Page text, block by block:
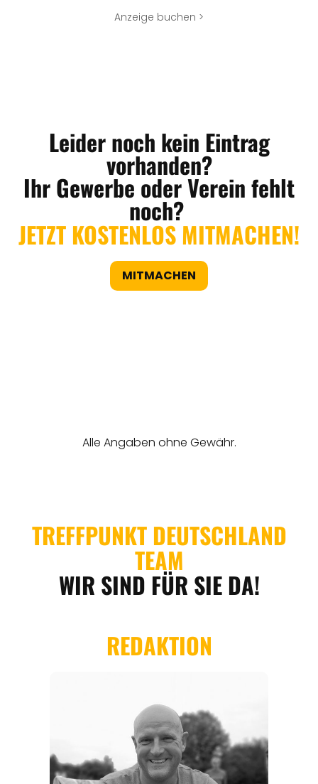
Anzeige buchen >
Leider noch kein Eintrag
vorhanden?
Ihr Gewerbe oder Verein fehlt
noch?
JETZT KOSTENLOS MITMACHEN!
MITMACHEN